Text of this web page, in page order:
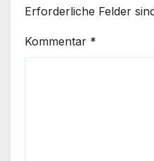
Erforderliche Felder
Kommentar *